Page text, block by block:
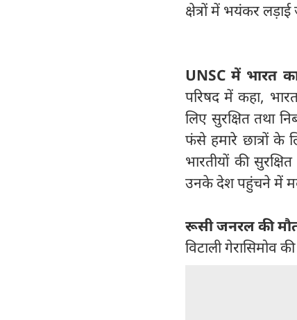
क्षेत्रों में भयंकर लड़ाई
UNSC में भारत
परिषद में कहा,
लिए सुरक्षित तथा
फंसे हमारे छात्रों के
भारतीयों की
उनके देश पहुंचने में
रूसी जनरल की
विटाली गेरासिमोव